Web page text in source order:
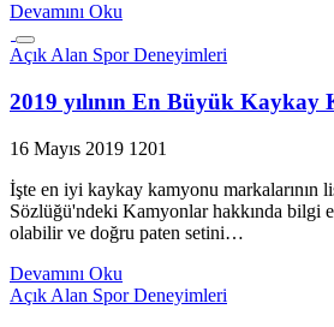
Devamını Oku
Açık Alan Spor Deneyimleri
2019 yılının En Büyük Kaykay
16 Mayıs 2019 1201
İşte en iyi kaykay kamyonu markalarının
Sözlüğü'ndeki Kamyonlar hakkında bilgi
olabilir ve doğru paten setini…
Devamını Oku
Açık Alan Spor Deneyimleri